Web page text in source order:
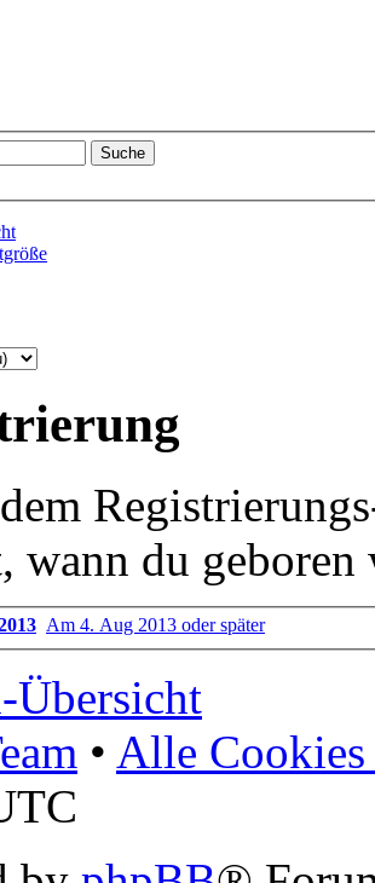
wann du geboren
Am 4. Aug 2013 oder später
Übersicht
• Alle Cookies